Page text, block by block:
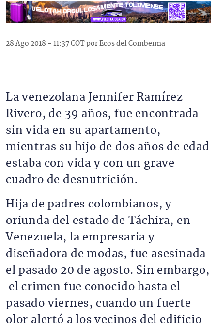
28 Ago 2018 - 11:37 COT por Ecos del Combeima
La venezolana Jennifer Ramírez
Rivero, de 39 años, fue encontrada
sin vida en su apartamento,
mientras su hijo de dos años de edad
estaba con vida y con un grave
cuadro de desnutrición.
Hija de padres colombianos, y
oriunda del estado de Táchira, en
Venezuela, la empresaria y
diseñadora de modas, fue asesinada
el pasado 20 de agosto. Sin embargo,
el crimen fue conocido hasta el
pasado viernes, cuando un fuerte
olor alertó a los vecinos del edificio